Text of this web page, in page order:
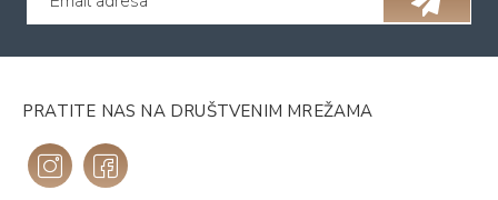
PRATITE NAS NA DRUŠTVENIM MREŽAMA